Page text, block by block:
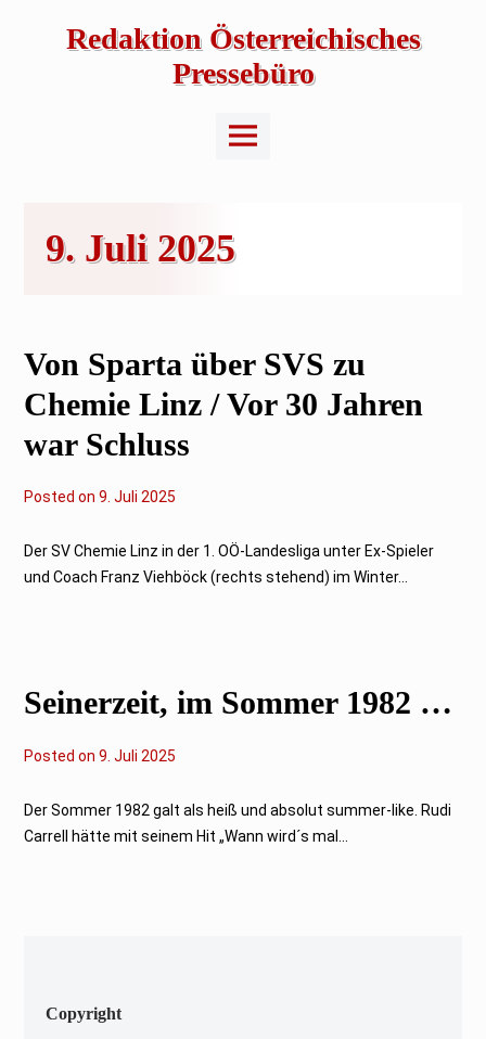
Redaktion Österreichisches
Pressebüro
Main
Menu
9. Juli 2025
Von Sparta über SVS zu
Chemie Linz / Vor 30 Jahren
war Schluss
Posted on9
u
l
i
9. Juli 2025
Der SV Chemie Linz in der 1. OÖ-Landesliga unter Ex-Spieler
und Coach Franz Viehböck (rechts stehend) im Winter...
Seinerzeit, im Sommer 1982 …
Posted on9
u
i
9. Juli 2025
Der Sommer 1982 galt als heiß und absolut summer-like. Rudi
Carrell hätte mit seinem Hit „Wann wird´s mal...
Copyright